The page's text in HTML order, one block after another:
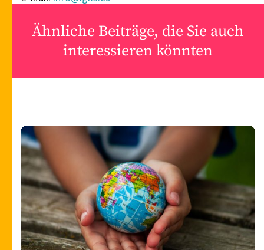
Ähnliche Beiträge, die Sie auch
interessieren könnten